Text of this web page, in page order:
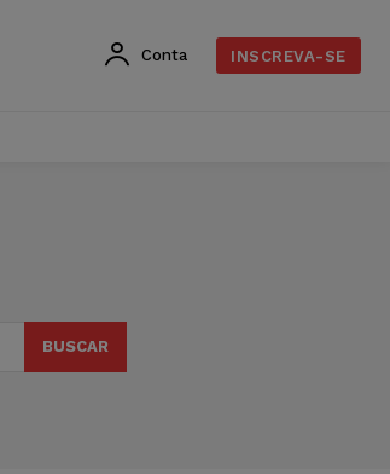
Conta INSCREVA-SE
BUSCAR